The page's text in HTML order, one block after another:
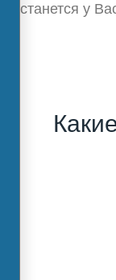
останется у